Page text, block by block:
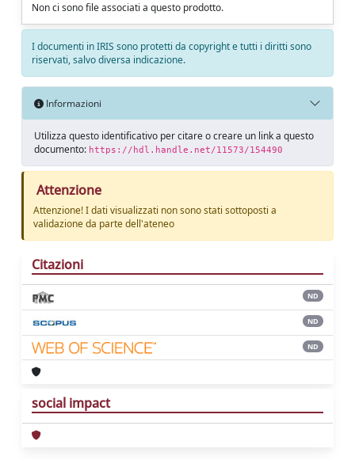
Non ci sono file associati a questo prodotto.
I documenti in IRIS sono protetti da copyright e tutti i diritti sono
riservati, salvo diversa indicazione.
Informazioni
Utilizza questo identificativo per citare o creare un link a questo
documento: https://hdl.handle.net/11573/154490
Attenzione
Attenzione! I dati visualizzati non sono stati sottoposti a
validazione da parte dell'ateneo
Citazioni
ND
ND
ND
social impact